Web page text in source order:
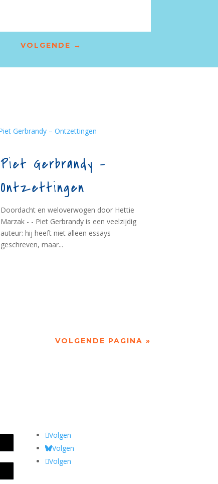
VOLGENDE →
Piet Gerbrandy –
Ontzettingen
Doordacht en weloverwogen door Hettie
Marzak - - Piet Gerbrandy is een veelzijdig
auteur: hij heeft niet alleen essays
geschreven, maar...
VOLGENDE PAGINA »
Volgen
Volgen
Volgen